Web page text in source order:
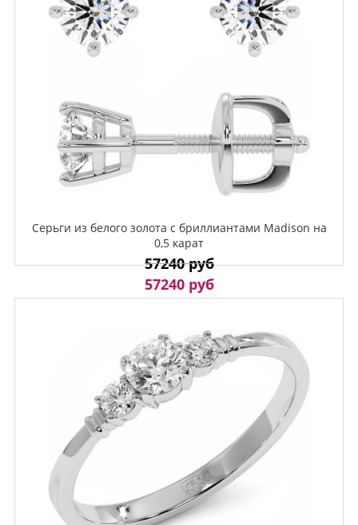
Серьги из белого золота с бриллиантами Madison на
0,5 карат
57240 руб
57240 руб